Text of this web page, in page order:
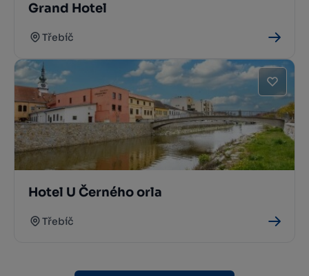
Grand Hotel
Třebíč
Hotel U Černého orla
Třebíč